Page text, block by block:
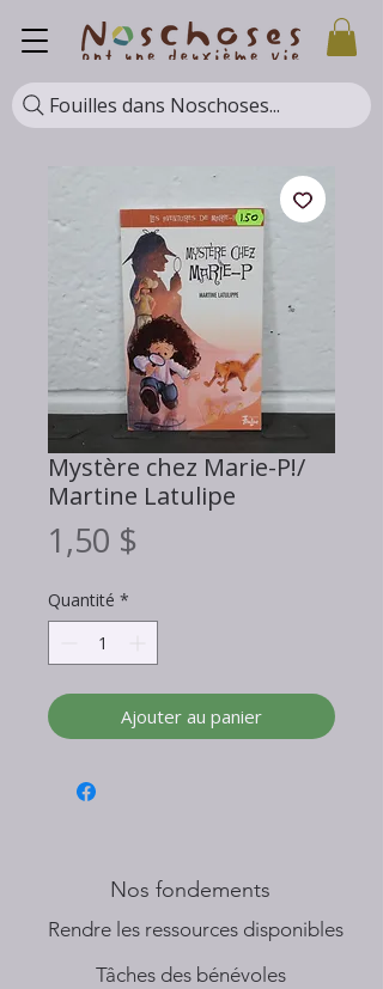
Fouilles dans Noschoses...
Mystère chez Marie-P!/
Martine Latulipe
1,50 $
Quantité *
Ajouter au panier
Nos fondements
​Rendre les ressources disponibles
Tâches des bénévoles